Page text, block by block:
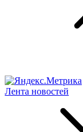
Лента новостей